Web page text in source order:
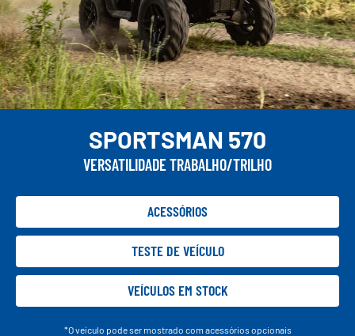
SPORTSMAN 570
VERSATILIDADE TRABALHO/TRILHO
ACESSÓRIOS
TESTE DE VEÍCULO
VEÍCULOS EM STOCK
*O veículo pode ser mostrado com acessórios opcionais